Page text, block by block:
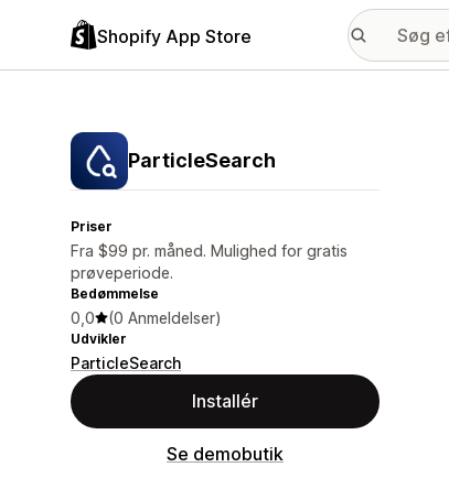
Shopify App Store
ParticleSearch
Priser
Fra $99 pr. måned. Mulighed for gratis
prøveperiode.
Bedømmelse
0,0 (0 Anmeldelser)
Udvikler
ParticleSearch
Installér
Se demobutik